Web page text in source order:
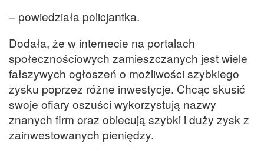
– powiedziała policjantka.
Dodała, że w internecie na portalach
społecznościowych zamieszczanych jest wiele
fałszywych ogłoszeń o możliwości szybkiego
zysku poprzez różne inwestycje. Chcąc skusić
swoje ofiary oszuści wykorzystują nazwy
znanych firm oraz obiecują szybki i duży zysk z
zainwestowanych pieniędzy.